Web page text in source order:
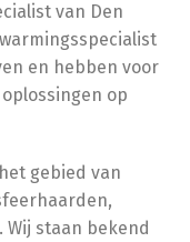
van Den
en hebben voor
op
gebied van
staan bekend